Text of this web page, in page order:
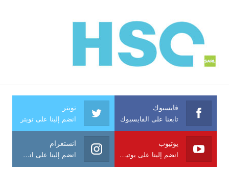
فايسبوك
تابعنا على الفايسبوك
تويتر
انضم إلينا على تويتر
يوتيوب
انضم إلينا على يوتيوب
انستغرام
انضم إلينا على انستغرام